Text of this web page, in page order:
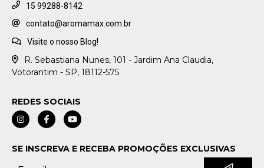
15 99288-8142
contato@aromamax.com.br
Visite o nosso Blog!
R. Sebastiana Nunes, 101 - Jardim Ana Claudia,
Votorantim - SP, 18112-575
REDES SOCIAIS
SE INSCREVA E RECEBA PROMOÇÕES EXCLUSIVAS